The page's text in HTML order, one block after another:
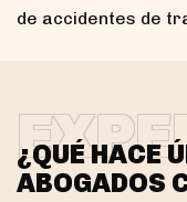
de accidentes de
¿QUÉ HACE
ABOGADOS